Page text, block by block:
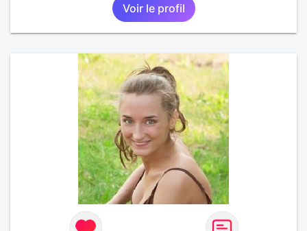
Voir le profil